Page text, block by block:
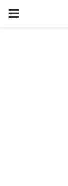
PRIMARY